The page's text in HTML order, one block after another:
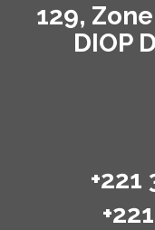
129,
DIOP